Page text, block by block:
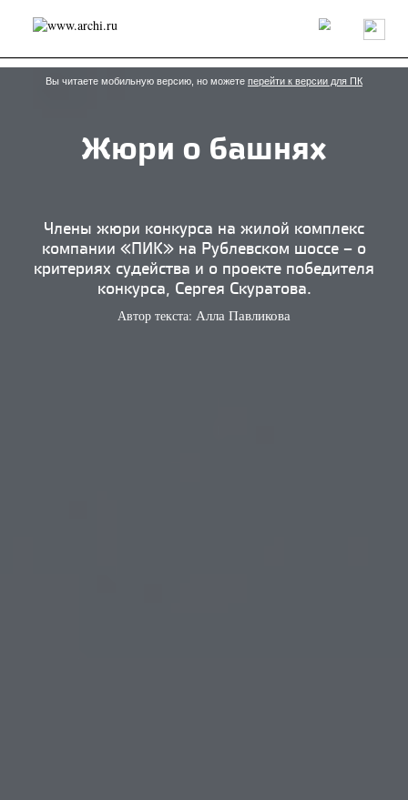
Россия Мир Технологии Интерьер Пресса
Архитекторы
Проекты
Конкурсы События Книги Вакансии
send.project Анонсы конкурсов
Блог
Интервью
Дизайн
Иностранцы в России
Интерьер
Книги
Наследие Образование
Урбанистика
Эко
Вы читаете мобильную версию, но можете перейти к версии для ПК
Жюри о башнях
Члены жюри конкурса на жилой комплекс
компании «ПИК» на Рублевском шоссе – о
критериях судейства и о проекте победителя
конкурса, Сергея Скуратова.
Автор текста: Алла Павликова